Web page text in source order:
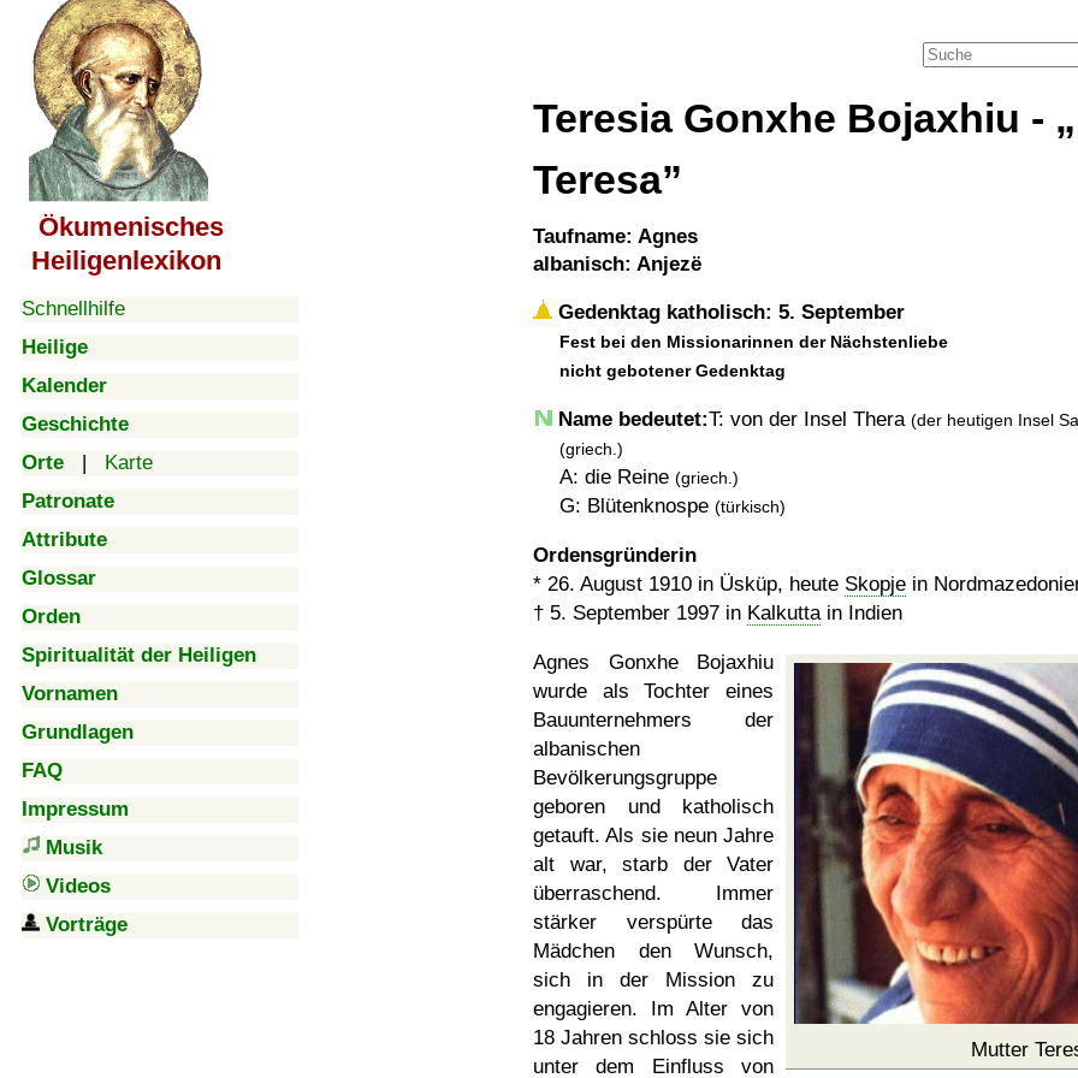
Ökumenisches
Heiligenlexikon
Schnellhilfe
Heilige
Kalender
Geschichte
Orte | Karte
Patronate
Attribute
Glossar
Orden
Spiritualität der Heiligen
Vornamen
Grundlagen
FAQ
Impressum
Musik
Videos
Vorträge
Teresia Gonxhe Bojaxhiu -
Teresa
Taufname: Agnes
albanisch: Anjezë
Gedenktag katholisch: 5. September
Fest bei den Missionarinnen der Nächstenliebe
nicht gebotener Gedenktag
Name bedeutet:T: von der Insel Thera (der heutigen Insel
(griech.)
A: die Reine (griech.)
G: Blütenknospe (türkisch)
Ordensgründerin
* 26. August 1910 in Üsküp, heute Skopje in
† 5. September 1997 in Kalkuttain Indien
Mutter
Agnes Gonxhe Bojaxhiu
wurde als Tochter eines
Bauunternehmers der
albanischen
Bevölkerungsgruppe
geboren und katholisch
getauft. Als sie neun Jahre
alt war, starb der Vater
überraschend. Immer
stärker verspürte das
Mädchen den Wunsch,
sich in der Mission zu
engagieren. Im Alter von
18 Jahren schloss sie sich
unter dem Einfluss von